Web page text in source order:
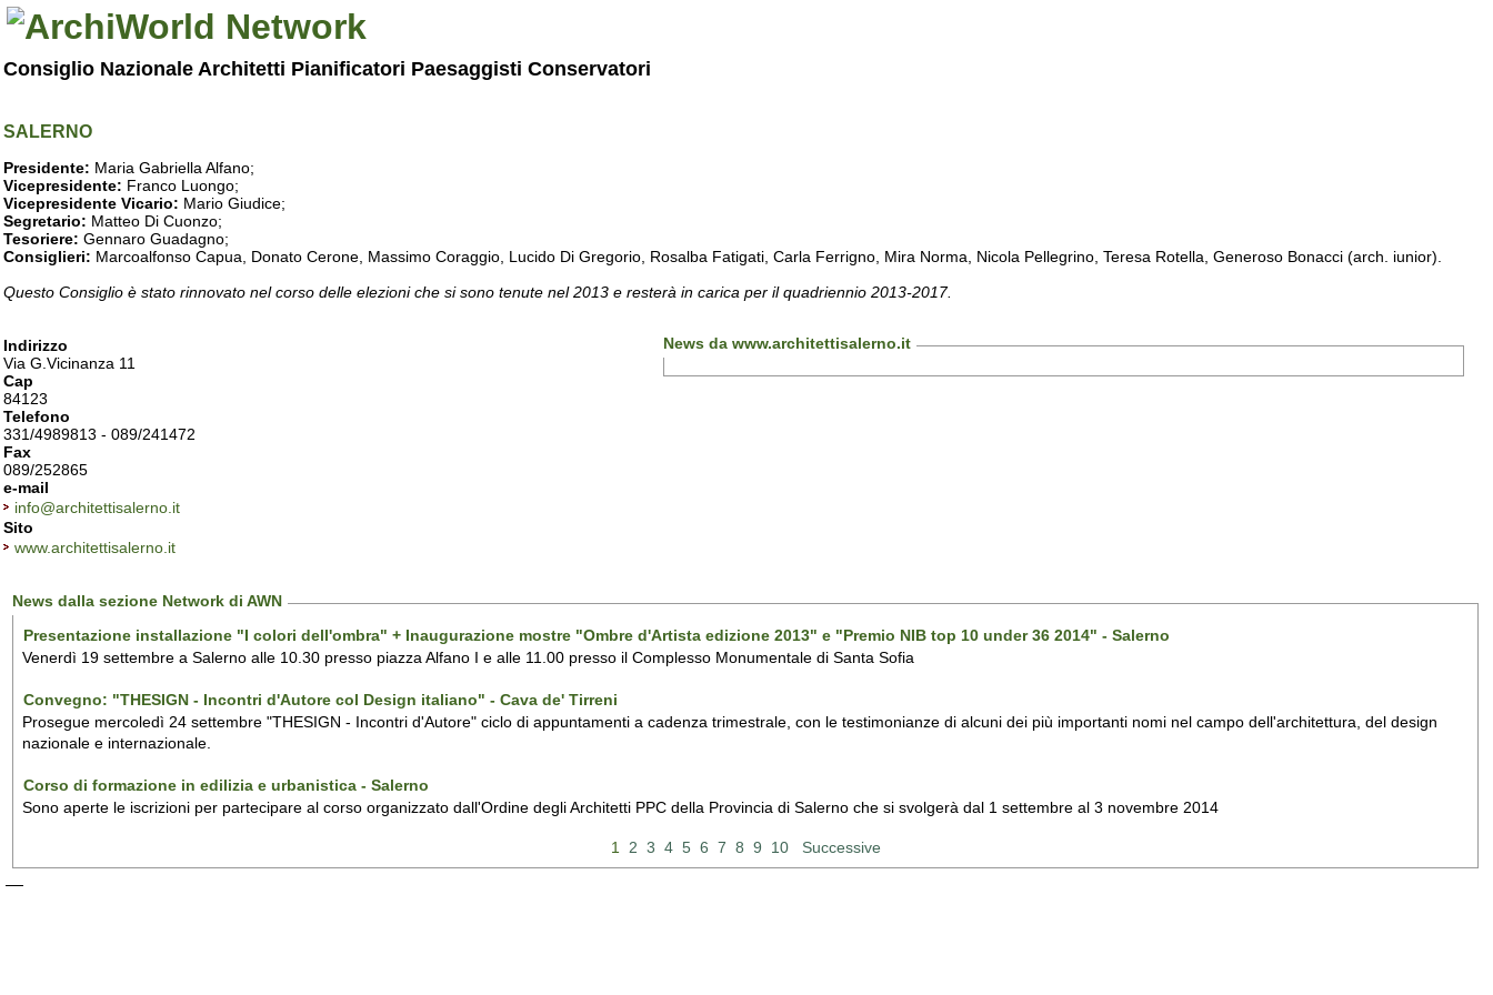
Consiglio Nazionale Architetti Pianificatori Paesaggisti Conservatori
SALERNO
Presidente: Maria Gabriella Alfano;
Vicepresidente: Franco Luongo;
Vicepresidente Vicario: Mario Giudice;
Segretario: Matteo Di Cuonzo;
Tesoriere: Gennaro Guadagno;
Consiglieri: Marcoalfonso Capua, Donato Cerone, Massimo Coraggio, Lucido Di Gregorio, Rosalba Fatigati, Carla Ferrigno, Mira Norma, Nicola Pellegrino, Teresa Rotella, Generoso Bonacci (arch. iunior).
Questo Consiglio è stato rinnovato nel corso delle elezioni che si sono tenute nel 2013 e resterà in carica per il quadriennio 2013-2017.
Indirizzo
Via G.Vicinanza 11
Cap
84123
Telefono
331/4989813 - 089/241472
Fax
089/252865
e-mail
info@architettisalerno.it
Sito
www.architettisalerno.it
News da www.architettisalerno.it
News dalla sezione Network di AWN
Presentazione installazione "I colori dell'ombra" + Inaugurazione mostre "Ombre d'Artista edizione 2013" e "Premio NIB top 10 under 36 2014" - Salerno
Venerdì 19 settembre a Salerno alle 10.30 presso piazza Alfano I e alle 11.00 presso il Complesso Monumentale di Santa Sofia
Convegno: "THESIGN - Incontri d'Autore col Design italiano" - Cava de' Tirreni
Prosegue mercoledì 24 settembre "THESIGN - Incontri d'Autore" ciclo di appuntamenti a cadenza trimestrale, con le testimonianze di alcuni dei più importanti nomi nel campo dell'architettura, del design
nazionale e internazionale.
Corso di formazione in edilizia e urbanistica - Salerno
Sono aperte le iscrizioni per partecipare al corso organizzato dall'Ordine degli Architetti PPC della Provincia di Salerno che si svolgerà dal 1 settembre al 3 novembre 2014
1 2 3 4 5 6 7 8 9 10 Successive